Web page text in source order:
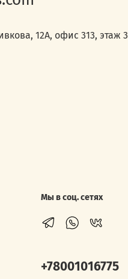
12А, офис 313, этаж 3
Мы в соц. сетях
+78001016775